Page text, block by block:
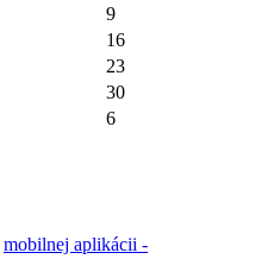
9
16
23
30
6
mobilnej aplikácii -